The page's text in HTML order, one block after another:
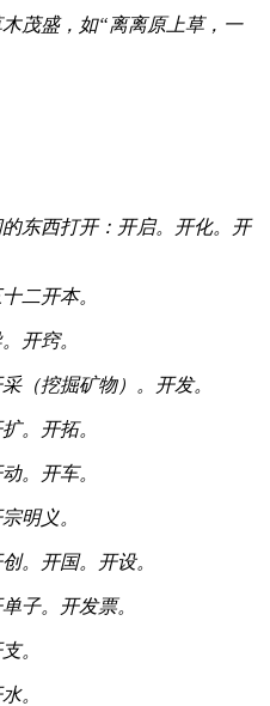
茂盛，如“离离原上草，一
东西打开：开启。开化。开
二开本。
开窍。
（挖掘矿物）。开发。
。开拓。
。开车。
明义。
。开国。开设。
子。开发票。
。
。